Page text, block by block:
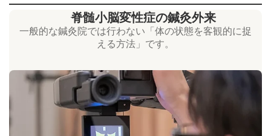
脊髄小脳変性症の鍼灸外来
一般的な鍼灸院では行わない「体の状態を客観的に捉
える方法」です。